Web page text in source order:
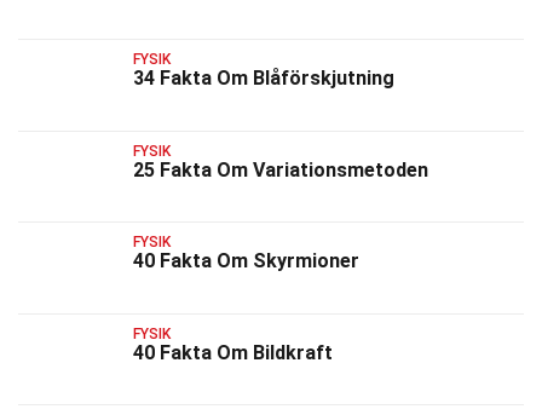
FYSIK
34 Fakta Om Blåförskjutning
FYSIK
25 Fakta Om Variationsmetoden
FYSIK
40 Fakta Om Skyrmioner
FYSIK
40 Fakta Om Bildkraft